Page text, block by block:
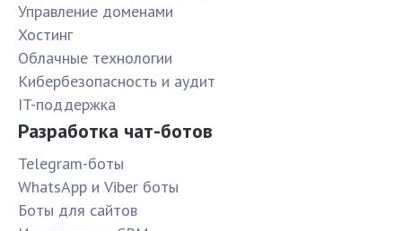
Управление доменами
Хостинг
Облачные технологии
Кибербезопасность и аудит
IT-поддержка
Разработка чат-ботов
Telegram-боты
WhatsApp и Viber боты
Боты для сайтов